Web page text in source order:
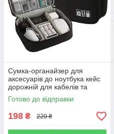
Сумка-органайзер для
аксесуарів до ноутбука кейс
дорожній для кабелів та
зарядки універсальний
чорний
Готово до відправки
198 ₴ 220 ₴